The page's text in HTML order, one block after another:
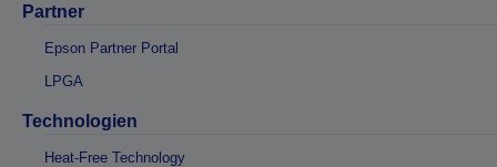
Partner
Epson Partner Portal
LPGA
Technologien
Heat-Free Technology